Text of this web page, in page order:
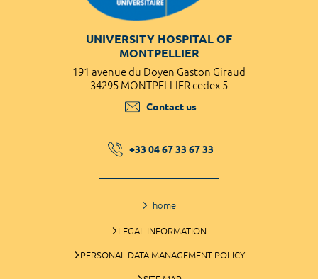
UNIVERSITY HOSPITAL OF
MONTPELLIER
191 avenue du Doyen Gaston Giraud
34295 MONTPELLIER cedex 5
Contact us
+33 04 67 33 67 33
home
LEGAL INFORMATION
PERSONAL DATA MANAGEMENT POLICY